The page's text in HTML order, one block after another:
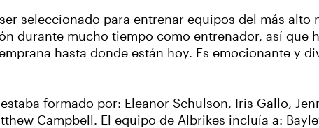
seleccionado para entrenar equipos del más
durante mucho tiempo como entrenador, así
hasta donde están hoy. Es emocionante y
formado por: Eleanor Schulson, Iris Gallo,
Campbell. El equipo de Albrikes incluía a: